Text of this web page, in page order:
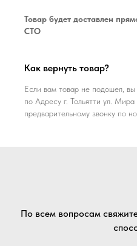
Товар будет доставлен
СТО
Как вернуть товар?
Если вам товар не подошел,
по Адресу г. Тольятти ул.
предварительному звонку по
По всем вопросам